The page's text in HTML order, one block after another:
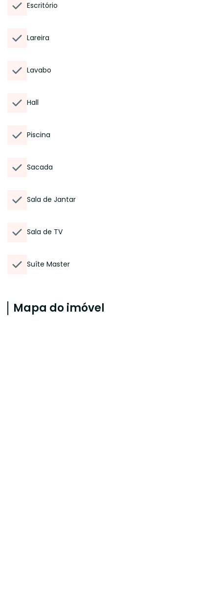
Escritório
Lareira
Lavabo
Hall
Piscina
Sacada
Sala de Jantar
Sala de TV
Suíte Master
Mapa do imóvel